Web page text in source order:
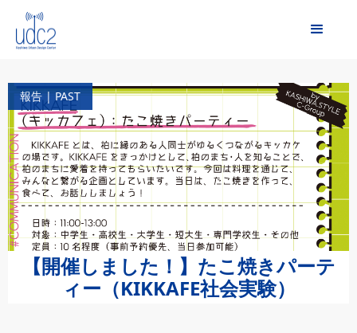
報告 | PAST
【開催しました！】たこ焼きパーテ
ィー（KIKKAFE社会実験）